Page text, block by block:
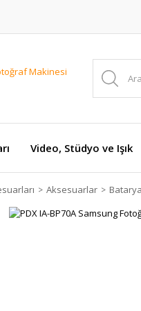
Video, Stüdyo ve Işık
Aksesuarlar